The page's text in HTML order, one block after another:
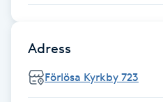
Gua Sha-massage
Hatha Yoga
Adress
Förlösa Kyrkby 723